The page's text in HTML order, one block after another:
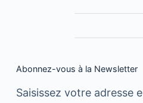
Abonnez-vous à la Newsletter
Saisissez votre adresse